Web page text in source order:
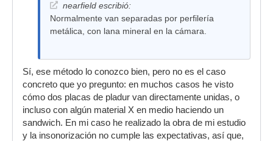
nearfield escribió:
Normalmente van separadas por perfilería
metálica, con lana mineral en la cámara.
Sí, ese método lo conozco bien, pero no es el caso
concreto que yo pregunto: en muchos casos he visto
cómo dos placas de pladur van directamente unidas, o
incluso con algún material X en medio haciendo un
sandwich. En mi caso he realizado la obra de mi estudio
y la insonorización no cumple las expectativas, así que,